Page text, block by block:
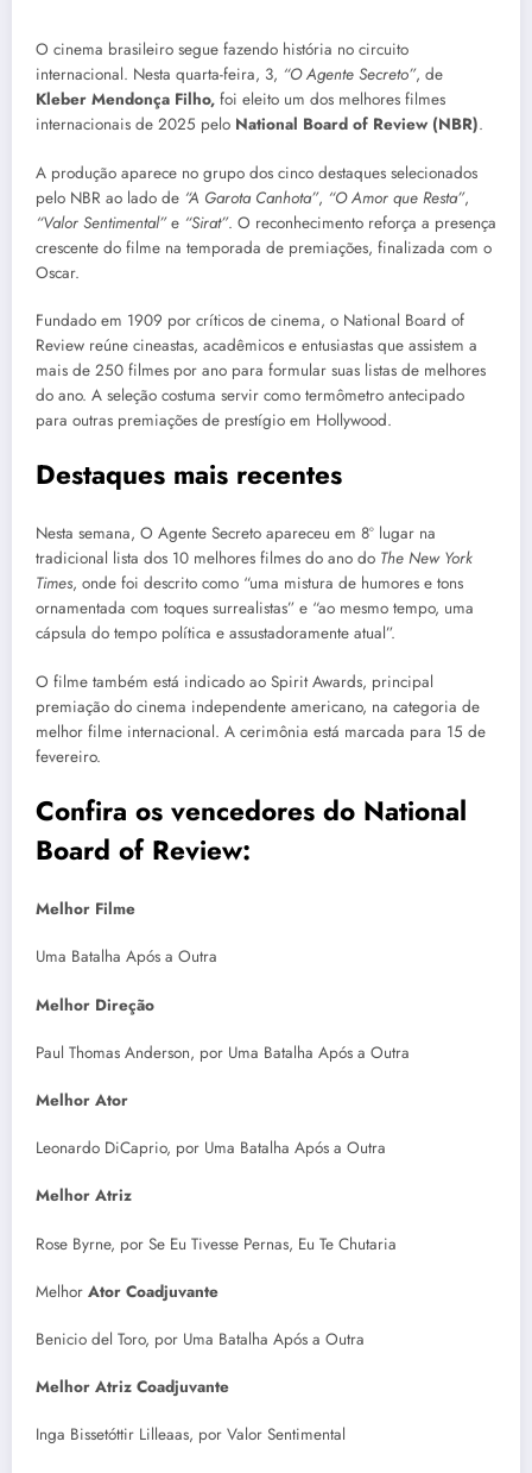
O cinema brasileiro segue fazendo história no circuito
internacional. Nesta quarta-feira, 3, “O Agente Secreto”, de
Kleber Mendonça Filho, foi eleito um dos melhores filmes
internacionais de 2025 pelo National Board of Review (NBR).
A produção aparece no grupo dos cinco destaques selecionados
pelo NBR ao lado de “A Garota Canhota”, “O Amor que Resta”,
“Valor Sentimental”e “Sirat”. O reconhecimento reforça a presença
crescente do filme na temporada de premiações, finalizada com o
Oscar.
Fundado em 1909 por críticos de cinema, o National Board of
Review reúne cineastas, acadêmicos e entusiastas que assistem a
mais de 250 filmes por ano para formular suas listas de melhores
do ano. A seleção costuma servir como termômetro antecipado
para outras premiações de prestígio em Hollywood.
Destaques mais recentes
Nesta semana, O Agente Secreto apareceu em 8º lugar na
tradicional lista dos 10 melhores filmes do ano do The New York
Times, onde foi descrito como “uma mistura de humores e tons
ornamentada com toques surrealistas” e “ao mesmo tempo, uma
cápsula do tempo política e assustadoramente atual”.
O filme também está indicado ao Spirit Awards, principal
premiação do cinema independente americano, na categoria de
melhor filme internacional. A cerimônia está marcada para 15 de
fevereiro.
Confira os vencedores do National
Board of Review:
Melhor Filme
Uma Batalha Após a Outra
Melhor Direção
Paul Thomas Anderson, por Uma Batalha Após a Outra
Melhor Ator
Leonardo DiCaprio, por Uma Batalha Após a Outra
Melhor Atriz
Rose Byrne, por Se Eu Tivesse Pernas, Eu Te Chutaria
Melhor Ator Coadjuvante
Benicio del Toro, por Uma Batalha Após a Outra
Melhor Atriz Coadjuvante
Inga Bissetóttir Lilleaas, por Valor Sentimental